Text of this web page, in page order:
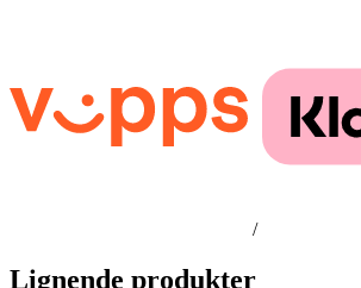
/
Lignende produkter